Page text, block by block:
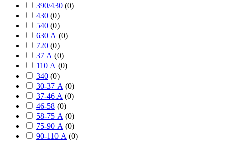
390/430 (0)
430 (0)
540 (0)
630 А (0)
720 (0)
37 А (0)
110 А (0)
340 (0)
30-37 А (0)
37-46 A (0)
46-58 (0)
58-75 А (0)
75-90 А (0)
90-110 А (0)